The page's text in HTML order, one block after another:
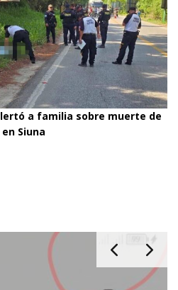
a familia sobre muerte de
Siuna